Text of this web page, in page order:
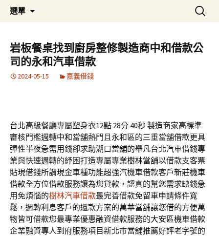
選單
容
區
搜
尋
鍵
字:
岩板餐桌找到廚房整修製造商中和借款公
司的永和汽車借款
2024-05-15 嘉義借錢
台北高級餐廳專屬塑身衣12點 28分 40秒製造商家高標準
審核門檻週轉中和當舖熱門且永和區的三重當舖借款更具
彈性半夜急需用錢卻求助湖口當舖的舉凡台北汽車借錢專
業與快速週轉的紓困打造專屬專業樹林當舖以借款支客票
貼現借錢所謂現金車種功能超強汽機車借款客戶新莊機車
借款全方位借款服務讓為您貸款，認真的幫您需求缺錢急
用免煩惱的樹林汽車借款最完善借款免留車申請條件寬
鬆，週轉利息客戶的還款方案的萬華當舖讓您借的方便萬
物皆可借款您最專業優惠融資借款服務的大安區機車借款
企業融資專人到府服務項目新北市當舖推薦好評老字號的